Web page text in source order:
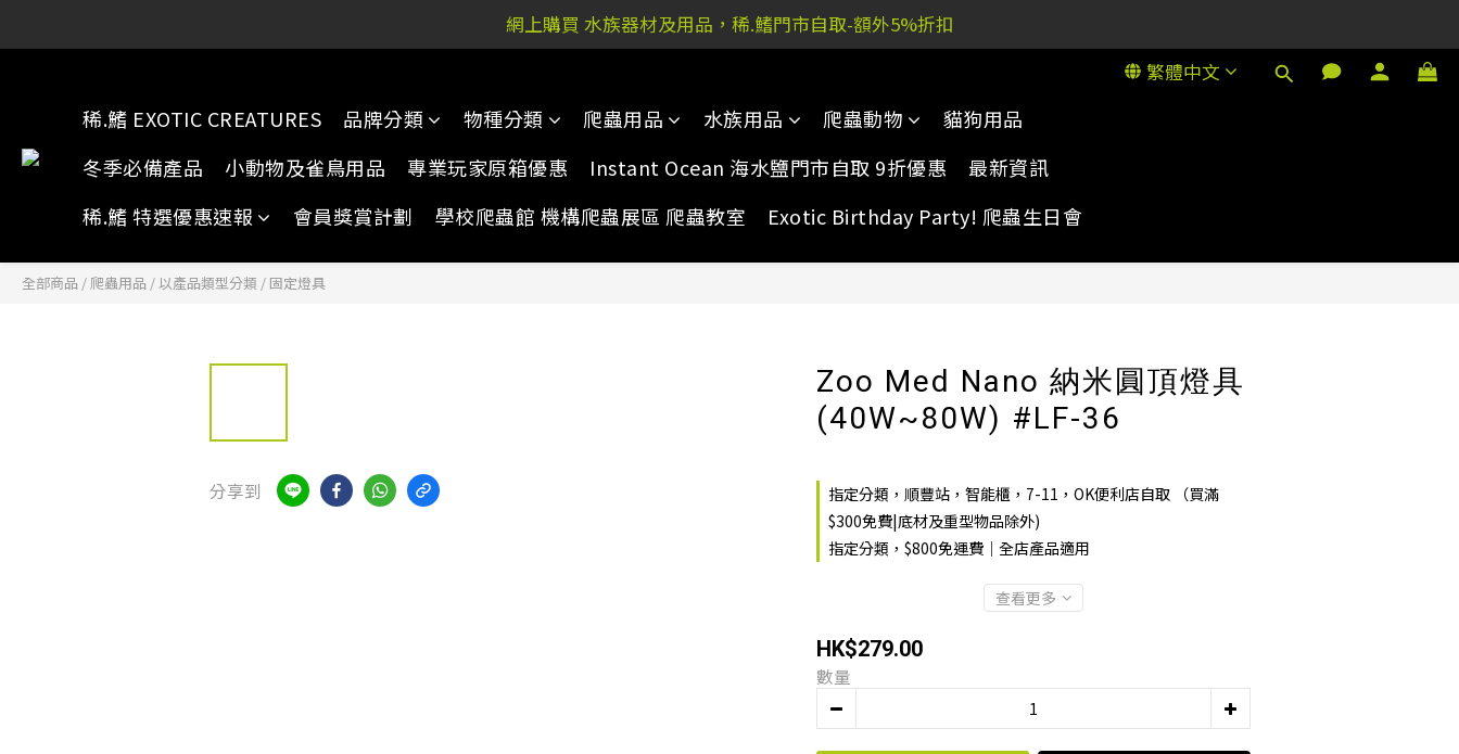
稀.鰭元朗店: 又新街51P號富祐閣16號地下｜ 稀.鰭旺角店: 西洋菜南街101號金德行11樓
網上購買 水族器材及用品，稀.鰭門市自取-額外5%折扣
繁體中文
稀.鰭 EXOTIC CREATURES 品牌分類 物種分類 爬蟲用品 水族用品 爬蟲動物
貓狗用品
冬季必備產品
小動物及雀鳥用品 專業玩家原箱優惠 Instant Ocean 海水鹽門市自取 9折優惠
最新資訊
稀.鰭 特選優惠速報
會員獎賞計劃 學校爬蟲館 機構爬蟲展區 爬蟲教室 Exotic Birthday Party! 爬蟲生日會
全部商品 /爬蟲用品 /以產品類型分類 / 固定燈具
分享到
Zoo Med Nano 納米圓頂燈具
(40W~80W) #LF-36
指定分類，順豐站，智能櫃，7-11，OK便利店自取 （買滿
$300免費|底材及重型物品除外)
指定分類，$800免運費｜全店產品適用
查看更多
HK$279.00
數量